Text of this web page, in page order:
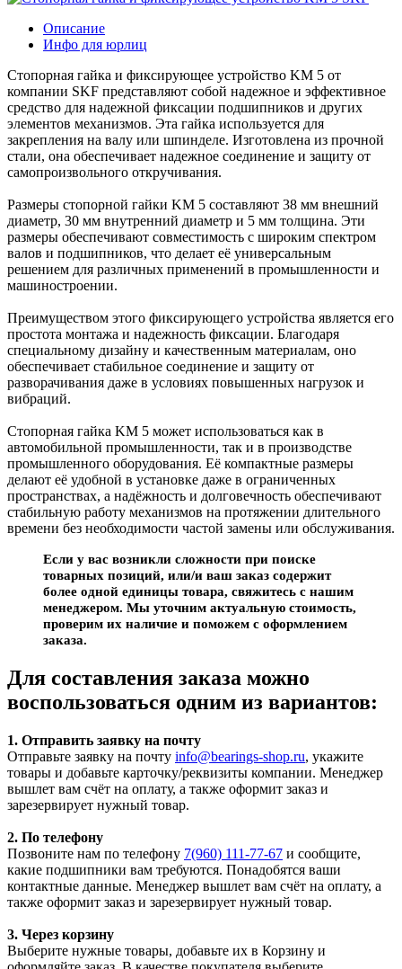
Описание
Инфо для юрлиц
Стопорная гайка и фиксирующее устройство KM 5 от
компании SKF представляют собой надежное и эффективное
средство для надежной фиксации подшипников и других
элементов механизмов. Эта гайка используется для
закрепления на валу или шпинделе. Изготовлена из прочной
стали, она обеспечивает надежное соединение и защиту от
самопроизвольного откручивания.
Размеры стопорной гайки KM 5 составляют 38 мм внешний
диаметр, 30 мм внутренний диаметр и 5 мм толщина. Эти
размеры обеспечивают совместимость с широким спектром
валов и подшипников, что делает её универсальным
решением для различных применений в промышленности и
машиностроении.
Преимуществом этого фиксирующего устройства является его
простота монтажа и надежность фиксации. Благодаря
специальному дизайну и качественным материалам, оно
обеспечивает стабильное соединение и защиту от
разворачивания даже в условиях повышенных нагрузок и
вибраций.
Стопорная гайка KM 5 может использоваться как в
автомобильной промышленности, так и в производстве
промышленного оборудования. Её компактные размеры
делают её удобной в установке даже в ограниченных
пространствах, а надёжность и долговечность обеспечивают
стабильную работу механизмов на протяжении длительного
времени без необходимости частой замены или обслуживания.
Если у вас возникли сложности при поиске
товарных позиций, или/и ваш заказ содержит
более одной единицы товара, свяжитесь с нашим
менеджером. Мы уточним актуальную стоимость,
проверим их наличие и поможем с оформлением
заказа.
Для составления заказа можно
воспользоваться одним из вариантов:
1. Отправить заявку на почту
Отправьте заявку на почту info@bearings-shop.ru, укажите
товары и добавьте карточку/реквизиты компании. Менеджер
вышлет вам счёт на оплату, а также оформит заказ и
зарезервирует нужный товар.
2. По телефону
Позвоните нам по телефону 7(960) 111-77-67 и сообщите,
какие подшипники вам требуются. Понадобятся ваши
контактные данные. Менеджер вышлет вам счёт на оплату, а
также оформит заказ и зарезервирует нужный товар.
3. Через корзину
Выберите нужные товары, добавьте их в Корзину и